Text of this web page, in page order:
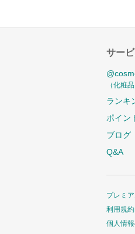
サー
（化粧
ランキ
ポイン
ブログ
Q&A
プレミ
利用規約
個人情